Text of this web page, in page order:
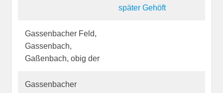
später Gehöft
Gassenbacher Feld,
Gassenbach,
Gaßenbach, obig der
Gassenbacher